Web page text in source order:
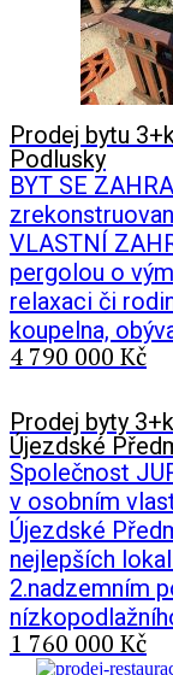
Prodej bytu
Podlusky
BYT SE
VLASTNÍ
pergolou o
relaxaci či
koupelna,
4 790 000 Kč
Prodej byty
Újezdské
Společnost
v osobním
Újezdské
nejlepších
2.nadzemním
1 760 000 Kč